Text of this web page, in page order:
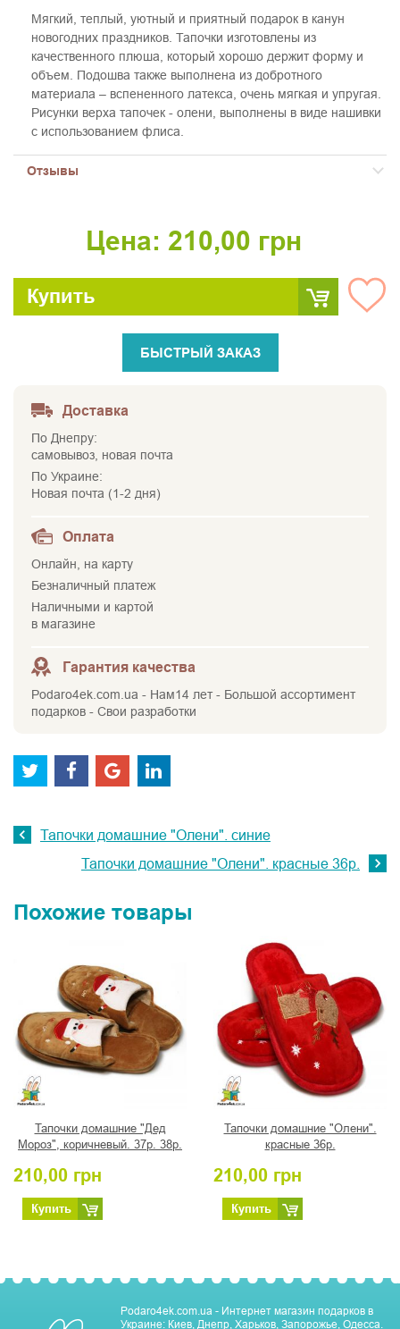
Мягкий, теплый, уютный и приятный подарок в канун
новогодних праздников. Тапочки изготовлены из
качественного плюша, который хорошо держит форму и
объем. Подошва также выполнена из добротного
материала – вспененного латекса, очень мягкая и упругая.
Рисунки верха тапочек - олени, выполнены в виде нашивки
с использованием флиса.
Отзывы
Цена: 210,00 грн
Купить
БЫСТРЫЙ ЗАКАЗ
Доставка
По Днепру:
самовывоз, новая почта
По Украине:
Новая почта (1-2 дня)
Оплата
Онлайн, на карту
Безналичный платеж
Наличными и картой
в магазине
Гарантия качества
Podaro4ek.com.ua - Нам14 лет - Большой ассортимент
подарков - Свои разработки
Тапочки домашние "Олени". синие
Тапочки домашние "Олени". красные 36р.
Похожие товары
Тапочки домашние "Дед
Мороз", коричневый. 37р. 38р.
210,00 грн
Купить
Тапочки домашние "Олени".
красные 36р.
210,00 грн
Купить
Podaro4ek.com.ua - Интернет магазин подарков в
Украине: Киев, Днепр, Харьков, Запорожье, Одесса.